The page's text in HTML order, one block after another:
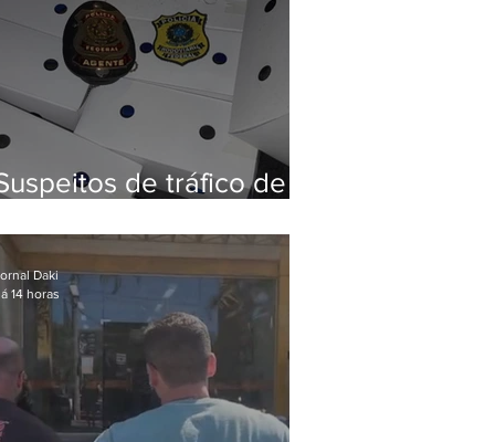
de tráfico de
com 50 aves
Daki
14 horas